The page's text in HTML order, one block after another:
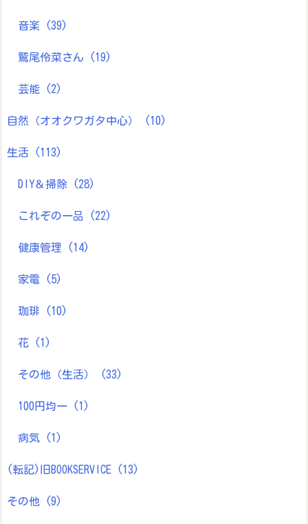
音楽 (39)
鷲尾伶菜さん (19)
芸能 (2)
自然（オオクワガタ中心） (10)
生活 (113)
DIY＆掃除 (28)
これぞの一品 (22)
健康管理 (14)
家電 (5)
珈琲 (10)
花 (1)
その他（生活） (33)
100円均一 (1)
病気 (1)
(転記)旧BOOKSERVICE (13)
その他 (9)